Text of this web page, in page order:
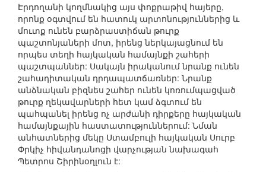
Էրդողանի կողմնակից այս փոքրաթիվ հայերը,
որոնք օգտվում են հատուկ արտոնություններից և
մուտք ունեն բարձրաստիճան թուրք
պաշտոնյաների մոտ, իրենց ներկայացնում են
որպես տեղի հայկական համայնքի շահերի
պաշտպաններ: Սակայն իրականում նրանք ունեն
շահադիտական դրդապատճառներ: Նրանք
անձնական բիզնես շահեր ունեն կոռումպացված
թուրք ղեկավարների հետ կամ ձգտում են
պահպանել իրենց ոչ արժանի դիրքերը հայկական
համայնքային հաստատություններում: Նման
անհատներից մեկը Ստամբուլի հայկական Սուրբ
Փրկիչ հիվանդանոցի վարչության նախագահ
Պետրոս Շիրինօղլուն է: